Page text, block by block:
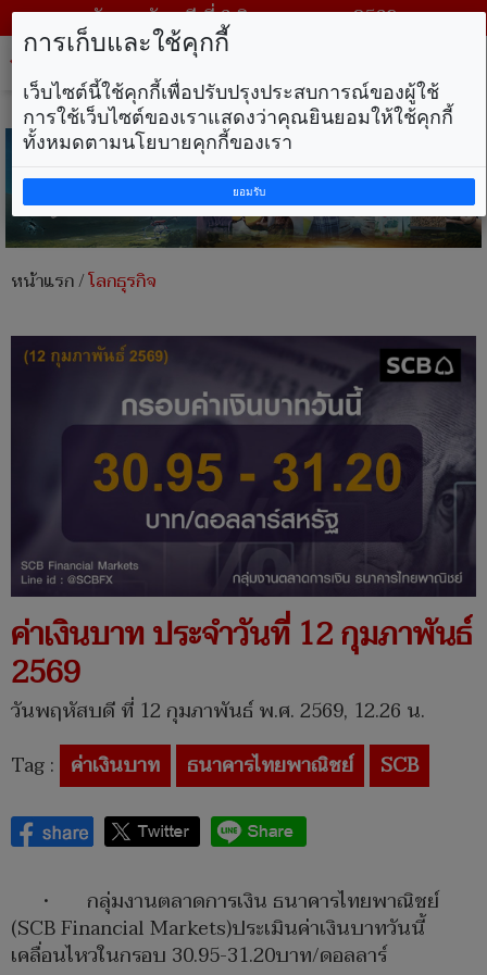
วันพฤหัสบดี ที่ 6 สิงหาคม พ.ศ. 2569
หน้าแรก/โลกธุรกิจ
ค่าเงินบาท ประจำวันที่ 12 กุมภาพันธ์
2569
วันพฤหัสบดี ที่ 12 กุมภาพันธ์ พ.ศ. 2569, 12.26 น.
Tag : ค่าเงินบาท ธนาคารไทยพาณิชย์ SCB
• กลุ่มงานตลาดการเงิน ธนาคารไทยพาณิชย์
(SCB Financial Markets)ประเมินค่าเงินบาทวันนี้
เคลื่อนไหวในกรอบ 30.95-31.20บาท/ดอลลาร์
การเก็บและใช้คุกกี้
เว็บไซต์นี้ใช้คุกกี้เพื่อปรับปรุงประสบการณ์ของผู้ใช้
การใช้เว็บไซต์ของเราแสดงว่าคุณยินยอมให้ใช้คุกกี้
ทั้งหมดตามนโยบายคุกกี้ของเรา
ยอมรับ